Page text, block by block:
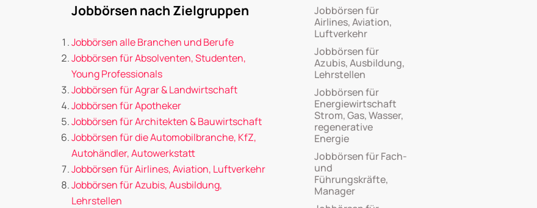
Jobbörsen nach Zielgruppen
Jobbörsen alle Branchen und Berufe
Jobbörsen für Absolventen, Studenten,
Young Professionals
Jobbörsen für Agrar & Landwirtschaft
Jobbörsen für Apotheker
Jobbörsen für Architekten & Bauwirtschaft
Jobbörsen für die Automobilbranche, KfZ,
Autohändler, Autowerkstatt
Jobbörsen für Airlines, Aviation, Luftverkehr
Jobbörsen für Azubis, Ausbildung,
Lehrstellen
Jobbörsen für
Airlines, Aviation,
Luftverkehr
Jobbörsen für
Azubis, Ausbildung,
Lehrstellen
Jobbörsen für
Energiewirtschaft
Strom, Gas, Wasser,
regenerative
Energie
Jobbörsen für Fach-
und
Führungskräfte,
Manager